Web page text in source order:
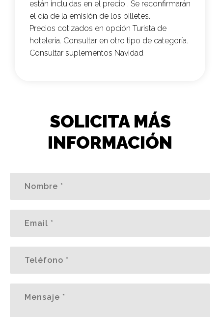
están incluidas en el precio . Se reconfirmarán
el día de la emisión de los billetes.
Precios cotizados en opción Turista de
hotelería. Consultar en otro tipo de categoría.
Consultar suplementos Navidad
SOLICITA MÁS
INFORMACIÓN